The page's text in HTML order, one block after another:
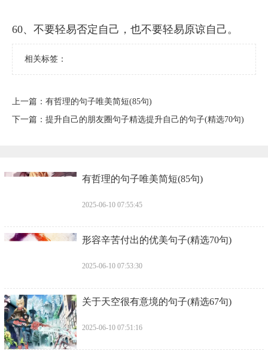
60、不要轻易否定自己，也不要轻易原谅自己。
相关标签：
上一篇： ​有哲理的句子唯美简短(85句)
下一篇： ​提升自己的朋友圈句子精选提升自己的句子(精选70句)
​有哲理的句子唯美简短(85句)
2025-06-10 07:55:45
​形容辛苦付出的优美句子(精选70句)
2025-06-10 07:53:30
​关于天空很有意境的句子(精选67句)
2025-06-10 07:51:16